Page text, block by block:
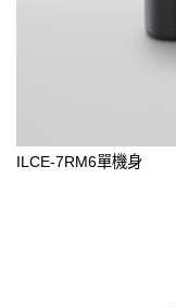
ILCE-7RM6單機身